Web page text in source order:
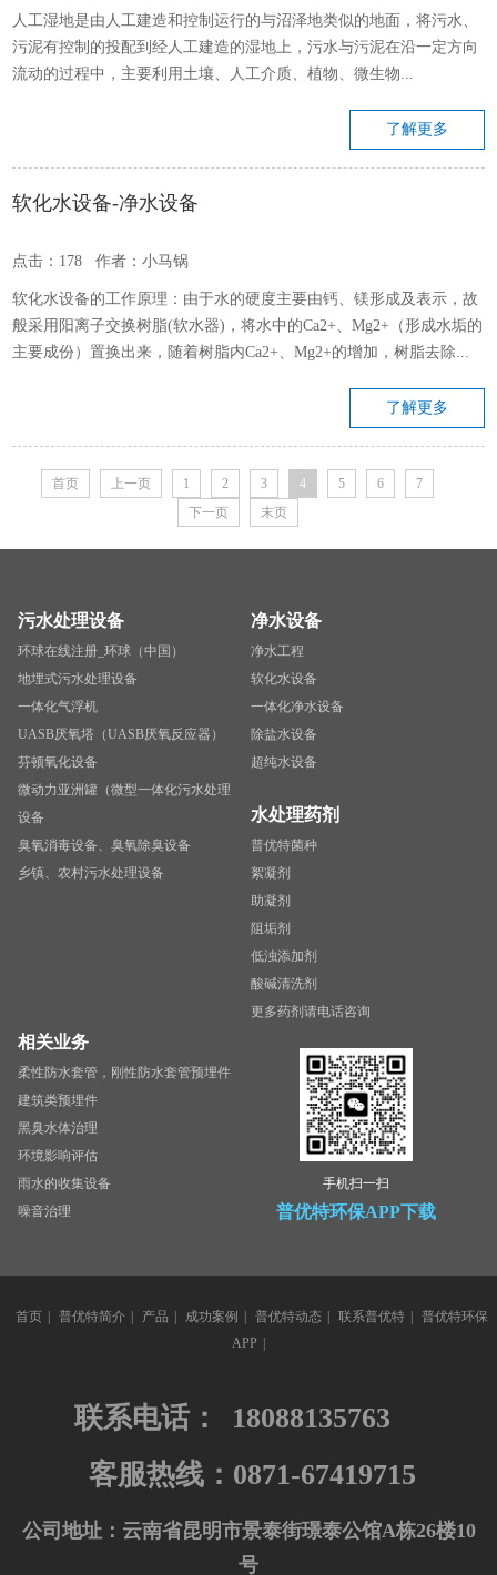
人工湿地是由人工建造和控制运行的与沼泽地类似的地面，将污水、
污泥有控制的投配到经人工建造的湿地上，污水与污泥在沿一定方向
流动的过程中，主要利用土壤、人工介质、植物、微生物...
了解更多
软化水设备-净水设备
点击：178 作者：小马锅
软化水设备的工作原理：由于水的硬度主要由钙、镁形成及表示，故
般采用阳离子交换树脂(软水器)，将水中的Ca2+、Mg2+（形成水垢的
主要成份）置换出来，随着树脂内Ca2+、Mg2+的增加，树脂去除...
了解更多
首页 上一页 1 2 3 4 5 6
7
下一页
末页
污水处理设备
环球在线注册_环球（中国）
地埋式污水处理设备
一体化气浮机
UASB厌氧塔（UASB厌氧反应器）
芬顿氧化设备
微动力亚洲罐（微型一体化污水处理
设备
臭氧消毒设备、臭氧除臭设备
乡镇、农村污水处理设备
净水设备
净水工程
软化水设备
一体化净水设备
除盐水设备
超纯水设备
水处理药剂
普优特菌种
絮凝剂
助凝剂
阻垢剂
低浊添加剂
酸碱清洗剂
更多药剂请电话咨询
相关业务
柔性防水套管，刚性防水套管预埋件
建筑类预埋件
黑臭水体治理
环境影响评估
雨水的收集设备
噪音治理
手机扫一扫
普优特环保APP下载
首页 | 普优特简介 | 产品 | 成功案例 | 普优特动态 | 联系普优特 | 普优特环保
APP |
联系电话：
18088135763
客服热线：0871-67419715
公司地址：云南省昆明市景泰街璟泰公馆A栋26楼10
号